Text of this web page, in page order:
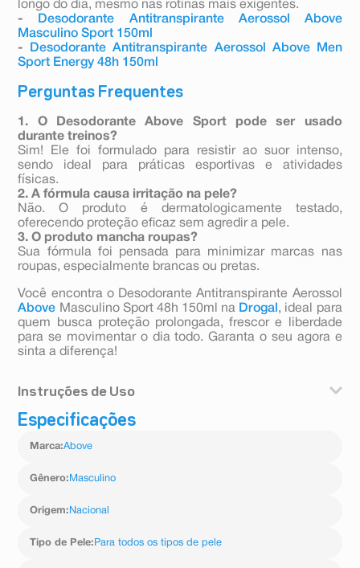
longo do dia, mesmo nas rotinas mais exigentes.
- Desodorante Antitranspirante Aerossol Above
Masculino Sport 150ml
- Desodorante Antitranspirante Aerossol Above Men
Sport Energy 48h 150ml
Perguntas Frequentes
1. O Desodorante Above Sport pode ser usado
durante treinos?
Sim! Ele foi formulado para resistir ao suor intenso,
sendo ideal para práticas esportivas e atividades
físicas.
2. A fórmula causa irritação na pele?
Não. O produto é dermatologicamente testado,
oferecendo proteção eficaz sem agredir a pele.
3. O produto mancha roupas?
Sua fórmula foi pensada para minimizar marcas nas
roupas, especialmente brancas ou pretas.
Você encontra o Desodorante Antitranspirante Aerossol
Above Masculino Sport 48h 150ml na Drogal , ideal para
quem busca proteção prolongada, frescor e liberdade
para se movimentar o dia todo. Garanta o seu agora e
sinta a diferença!
Instruções de Uso
- Agite bem a embalagem antes de usar.
- Borrife por alguns segundos em cada axila.
e eficácia.
Especificações
Marca:Above
Gênero: Masculino
Origem: Nacional
Tipo de Pele: Para todos os tipos de pele